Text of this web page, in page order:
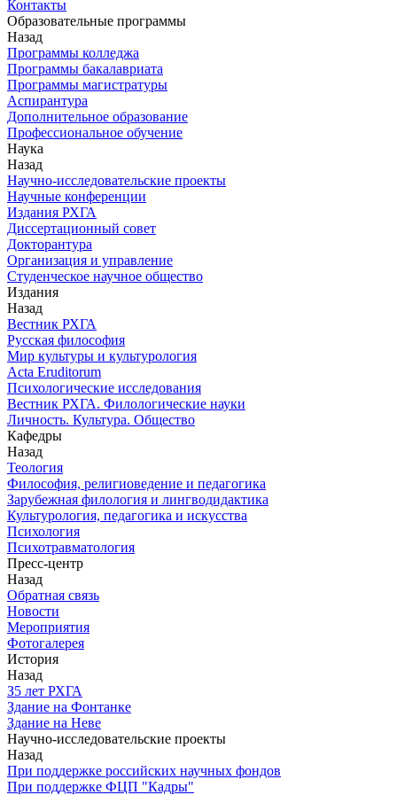
Контакты
Образовательные программы
Назад
Программы колледжа
Программы бакалавриата
Программы магистратуры
Аспирантура
Дополнительное образование
Профессиональное обучение
Наука
Назад
Научно-исследовательские проекты
Научные конференции
Издания РХГА
Диссертационный совет
Докторантура
Организация и управление
Студенческое научное общество
Издания
Назад
Вестник РХГА
Русская философия
Мир культуры и культурология
Acta Eruditorum
Психологические исследования
Вестник РХГА. Филологические науки
Личность. Культура. Общество
Кафедры
Назад
Теология
Философия, религиоведение и педагогика
Зарубежная филология и лингводидактика
Культурология, педагогика и искусства
Психология
Психотравматология
Пресс-центр
Назад
Обратная связь
Новости
Мероприятия
Фотогалерея
История
Назад
З5 лет РХГА
Здание на Фонтанке
Здание на Неве
Научно-исследовательские проекты
Назад
При поддержке российских научных фондов
При поддержке ФЦП "Кадры"